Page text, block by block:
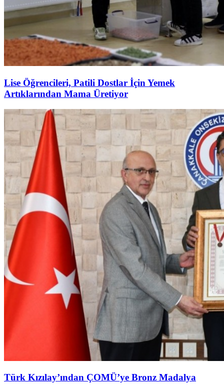
Lise Öğrencileri, Patili Dostlar İçin Yemek
Artıklarından Mama Üretiyor
Türk Kızılay’ından ÇOMÜ’ye Bronz Madalya